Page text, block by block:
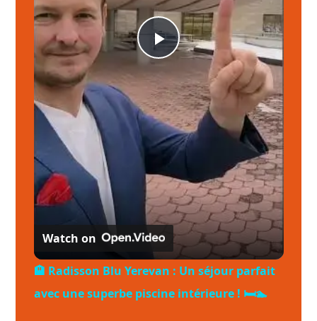
Play
Video
Watch on
🏨 Radisson Blu Yerevan : Un séjour parfait
avec une superbe piscine intérieure ! 🛏️🏊